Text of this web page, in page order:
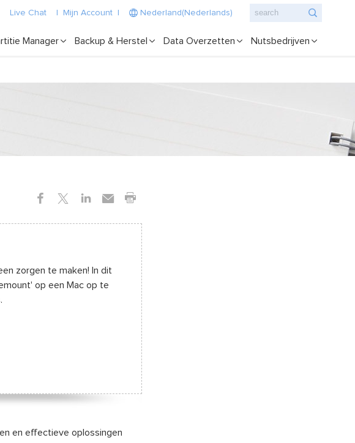
Live Chat Mijn Account Nederland(Nederlands)
Manager Backup & Herstel Data Overzetten Nutsbedrijven
zorgen te maken! In dit
op een Mac op te
en effectieve oplossingen